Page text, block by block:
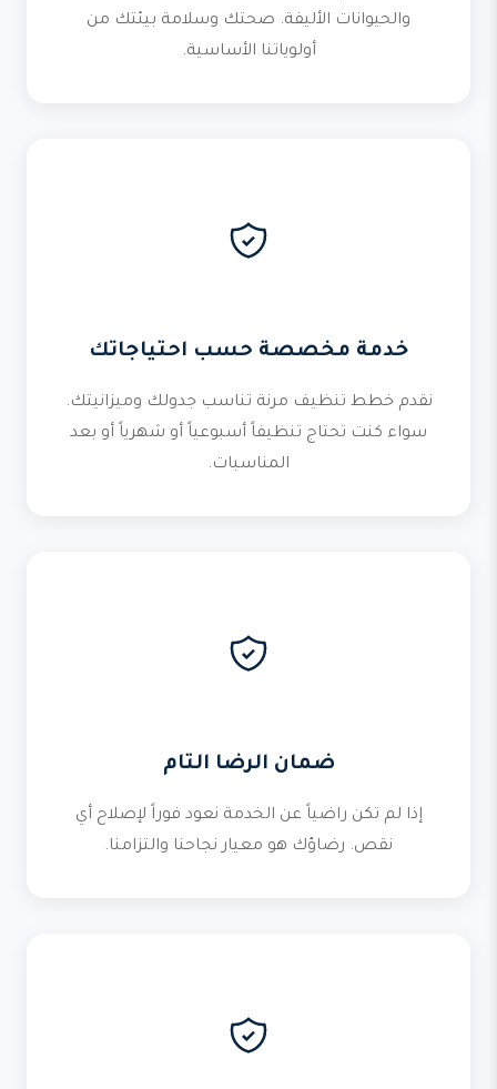
والحيوانات الأليفة. صحتك وسلامة بيئتك من
أولوياتنا الأساسية.
خدمة مخصصة حسب احتياجاتك
نقدم خطط تنظيف مرنة تناسب جدولك وميزانيتك.
سواء كنت تحتاج تنظيفاً أسبوعياً أو شهرياً أو بعد
المناسبات.
ضمان الرضا التام
إذا لم تكن راضياً عن الخدمة نعود فوراً لإصلاح أي
نقص. رضاؤك هو معيار نجاحنا والتزامنا.